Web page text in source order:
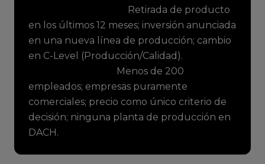
Retirada de producto
en los últimos 12 meses; inversión anunciada
en una nueva línea de producción; cambio
en C-Level (Producción/Calidad).
Menos de 200
empleados; empresas puramente
comerciales; precio como único criterio de
decisión; ninguna planta de producción en
DACH.